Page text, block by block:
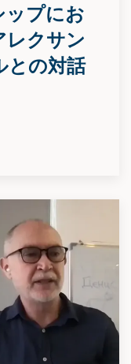
ップにお
レクサン
との対話